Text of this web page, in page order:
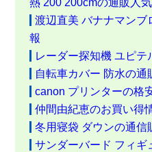
熱 200 200cmの通販人
渡辺直美 バナナマンブ
報
レーダー探知機 ユピテ
自転車カバー 防水の通
canon プリンターの格
仲間由紀恵のお買い得
冬用寝袋 ダウンの通信
サンダーバード フィギ